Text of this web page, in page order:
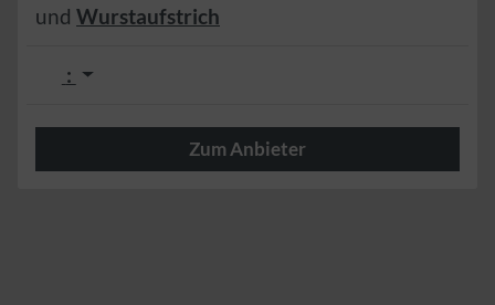
und Wurstaufstrich
:
Zum Anbieter